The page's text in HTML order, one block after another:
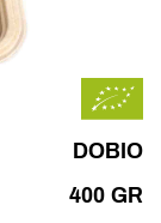
DOBIO
400 GR